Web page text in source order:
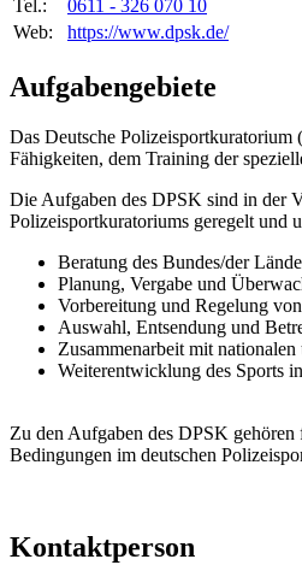
Tel.:
0611 - 326 070 10
Web:
https://www.dpsk.de/
Aufgabengebiete
Das Deutsche
Fähigkeiten, dem Training der
Die Aufgaben des DPSK sind in der
Polizeisportkuratoriums geregelt und
Beratung des Bundes/der
Planung, Vergabe und
Vorbereitung und Regelung
Auswahl, Entsendung und
Zusammenarbeit mit
Weiterentwicklung des Sports
Zu den Aufgaben des DPSK gehören
Bedingungen im deutschen
Kontaktperson